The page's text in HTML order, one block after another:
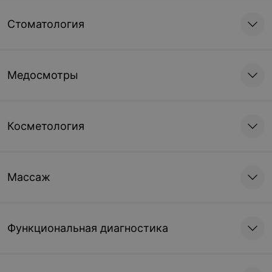
Стоматология
Медосмотры
Косметология
Массаж
Функциональная диагностика